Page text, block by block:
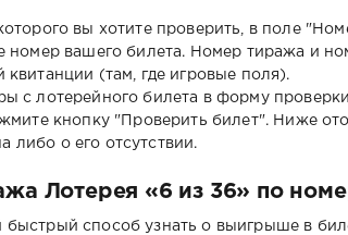
вы хотите проверить, в поле
номер вашего билета. Номер тиража и
(там, где игровые поля).
с лотерейного билета в форму
кнопку "Проверить билет". Ниже
о его отсутствии.
Лотерея «6 из 36» по
быстрый способ узнать о выигрыше в